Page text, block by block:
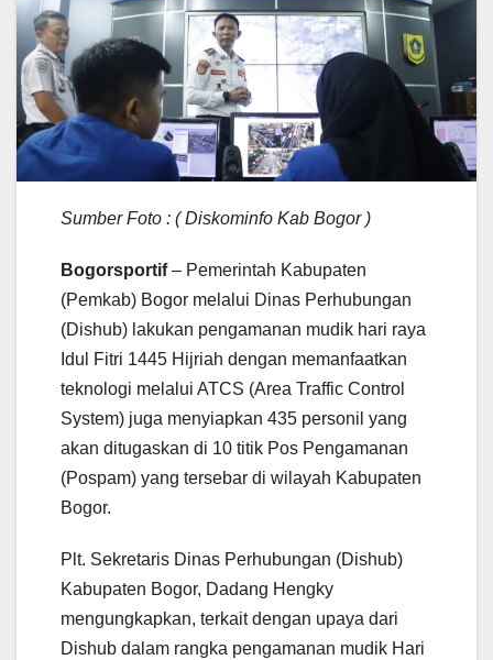
Sumber Foto : ( Diskominfo Kab Bogor )
Bogorsportif– Pemerintah Kabupaten
(Pemkab) Bogor melalui Dinas Perhubungan
(Dishub) lakukan pengamanan mudik hari raya
Idul Fitri 1445 Hijriah dengan memanfaatkan
teknologi melalui ATCS (Area Traffic Control
System) juga menyiapkan 435 personil yang
akan ditugaskan di 10 titik Pos Pengamanan
(Pospam) yang tersebar di wilayah Kabupaten
Bogor.
Plt. Sekretaris Dinas Perhubungan (Dishub)
Kabupaten Bogor, Dadang Hengky
mengungkapkan, terkait dengan upaya dari
Dishub dalam rangka pengamanan mudik Hari